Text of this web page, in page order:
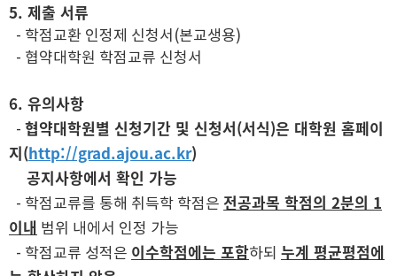
5. 제출 서류
- 학점교환 인정제 신청서(본교생용)
- 협약대학원 학점교류 신청서
6. 유의사항
- 협약대학원별 신청기간 및 신청서(서식)은 대학원 홈페이
지(http://grad.ajou.ac.kr)
공지사항에서 확인 가능
- 학점교류를 통해 취득학 학점은 전공과목 학점의 2분의 1
이내 범위 내에서 인정 가능
- 학점교류 성적은 이수학점에는 포함하되 누계 평균평점에